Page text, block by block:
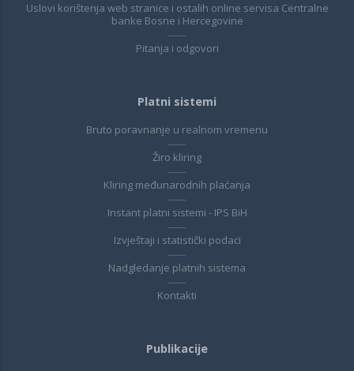
Uslovi korištenja web stranice i ostalih online servisa Centralne
banke Bosne i Hercegovine
Pitanja i odgovori
Platni sistemi
Bruto poravnanje u realnom vremenu
Žiro kliring
Kliring međunarodnih plaćanja
Instant platni sistemi - IPS BiH
Izvještaji i statistički podaci
Nadgledanje platnih sistema
Kontakti
Publikacije